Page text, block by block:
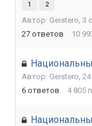
1 2
Автор: Geistero, 3
27 ответов 10
Автор: Geistero,
6 ответов 4 805